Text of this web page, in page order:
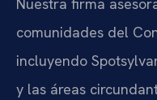
Nuestra firma
comunidades del
incluyendo
y las áreas